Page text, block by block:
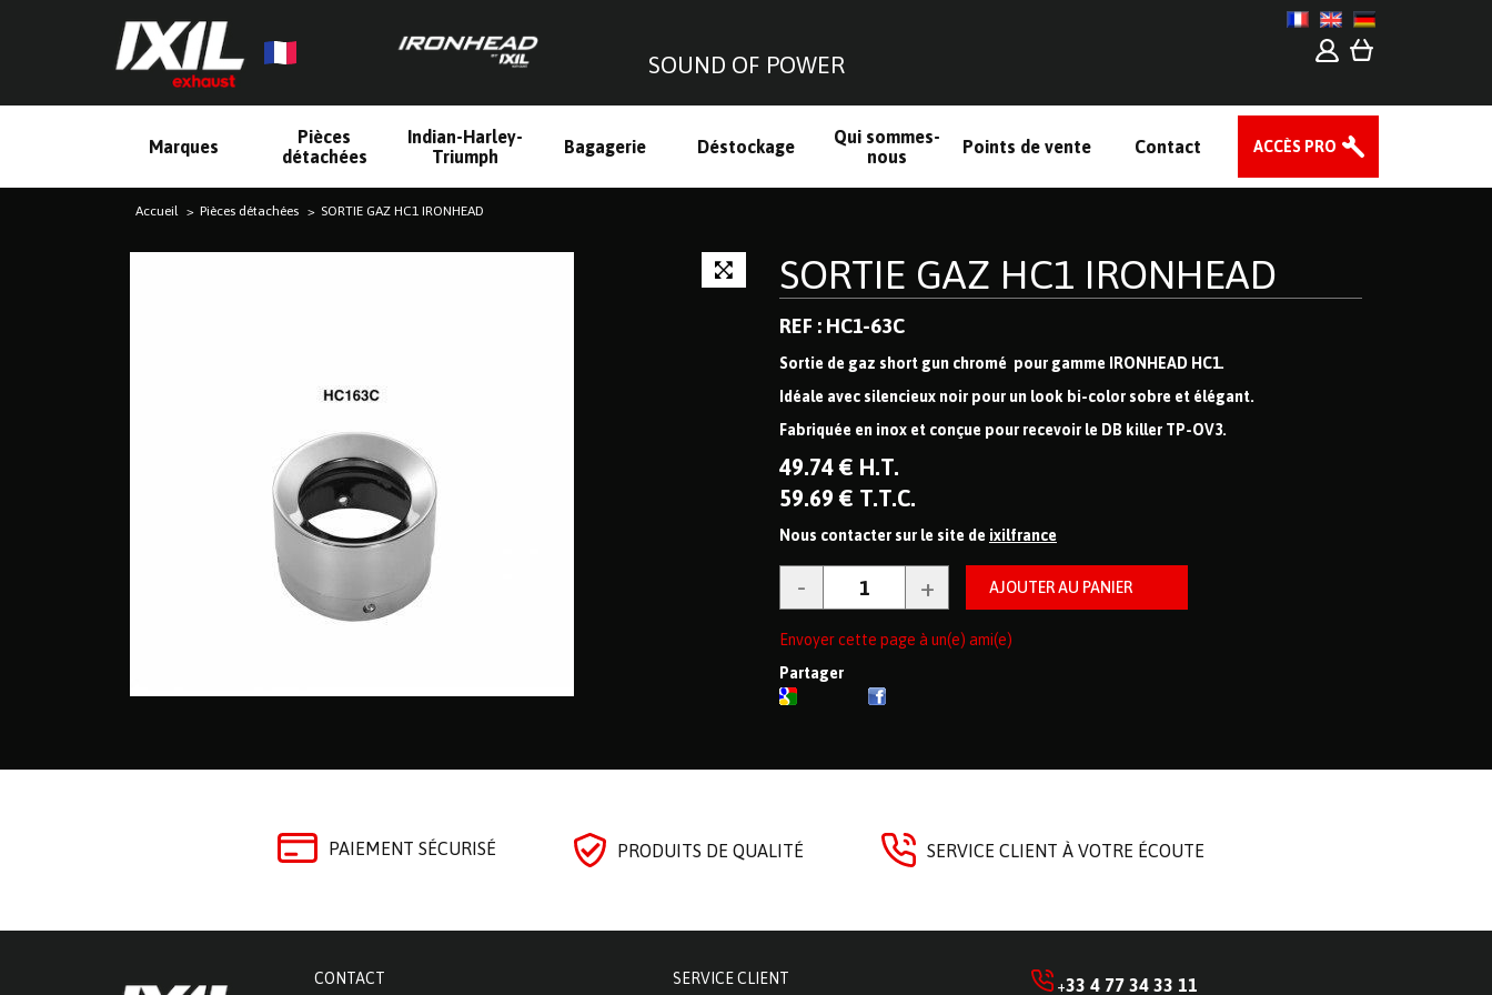
SOUND OF POWER
Marques
Pièces
détachées
Indian-Harley-
Triumph
Bagagerie Déstockage
Qui sommes-
nous
Points de vente Contact ACCÈS PRO
Accueil Pièces détachées SORTIE GAZ HC1 IRONHEAD
SORTIE GAZ HC1 IRONHEAD
REF : HC1-63C
Sortie de gaz short gun chromé pour gamme IRONHEAD HC1.
Idéale avec silencieux noir pour un look bi-color sobre et élégant.
Fabriquée en inox et conçue pour recevoir le DB killer TP-OV3.
49.74 € H.T.
59.69 € T.T.C.
Nous contacter sur le site de ixilfrance
Envoyer cette page à un(e) ami(e)
Partager
PAIEMENT SÉCURISÉ PRODUITS DE QUALITÉ SERVICE CLIENT À VOTRE ÉCOUTE
CONTACT SERVICE CLIENT +33 4 77 34 33 11